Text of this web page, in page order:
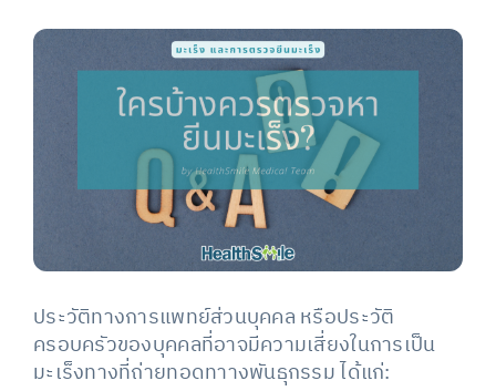
View
Larger
ประวัติทางการแพทย์ส่วนบุคคล หรือประวัติ
ครอบครัวของบุคคลที่อาจมีความเสี่ยงในการเป็น
มะเร็งทางที่ถ่ายทอดทาางพันธุกรรม ได้แก่: